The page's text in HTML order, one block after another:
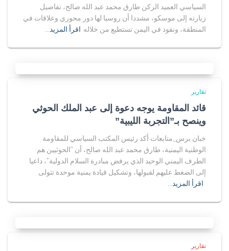
السياسي العميد الركن طارق محمد عبد الله صالح، تفاصيل
زيارته إلى موسكو، مشددا أن روسيا لها دور محوري وعلاقات في
المنطقة، ونفوذ في اليمن تستطيع من خلاله اقرأ المزيد…
تقارير
قائد المقاومة يوجه دعوة إلى عبد الملك الحوثي
وينصح بـ”التجربة الليبية”
خبان برس_متابعات أكد رئيس المكتب السياسي للمقاومة
الوطنية اليمنية، طارق محمد عبد الله صالح، أن “الحوثيين هم
الطرف اليمني الوحيد الذي يرفض مبادرة السلام الدولية”، داعيا
إلى الضغط عليهم لقبولها، وتشكيل قيادة يمنية موحدة تتولى
اقرأ المزيد…
تقارير